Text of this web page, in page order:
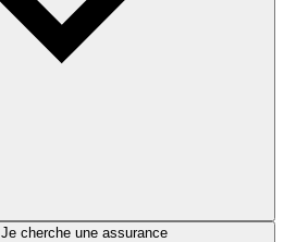
Je cherche une assurance